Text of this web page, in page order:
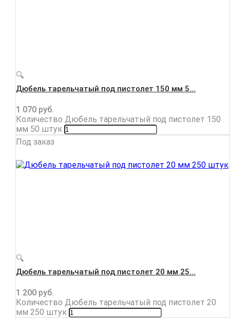
🔍
Дюбель тарельчатый под пистолет 150 мм 5...
1 070 руб.
Количество Дюбель тарельчатый под пистолет 150
мм 50 штук
Под заказ
🔍
Дюбель тарельчатый под пистолет 20 мм 25...
1 200 руб.
Количество Дюбель тарельчатый под пистолет 20
мм 250 штук